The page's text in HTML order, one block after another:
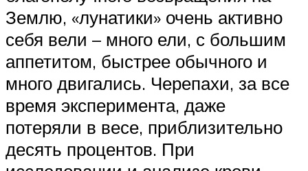
Землю, «лунатики» очень активно
себя вели – много ели, с большим
аппетитом, быстрее обычного и
много двигались. Черепахи, за все
время эксперимента, даже
потеряли в весе, приблизительно
десять процентов. При